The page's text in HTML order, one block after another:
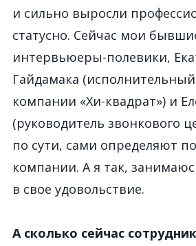
и сильно выросли
статусно. Сейчас мои
интервьюеры-полевики,
Гайдамака
компании «Хи-квадрат») и
(руководитель звонкового
по сути, сами определяют
компании. А я так,
в свое удовольствие.
А сколько сейчас